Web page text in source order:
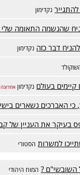
נקדימון
שהנשמה התאומה
דבר כזה נקדימון
קיימים בעולם נקדימון אחרונה
כי האברכים נשארים
בעיקר את העניין של
למשרות הסטורי
? המוח היהודי